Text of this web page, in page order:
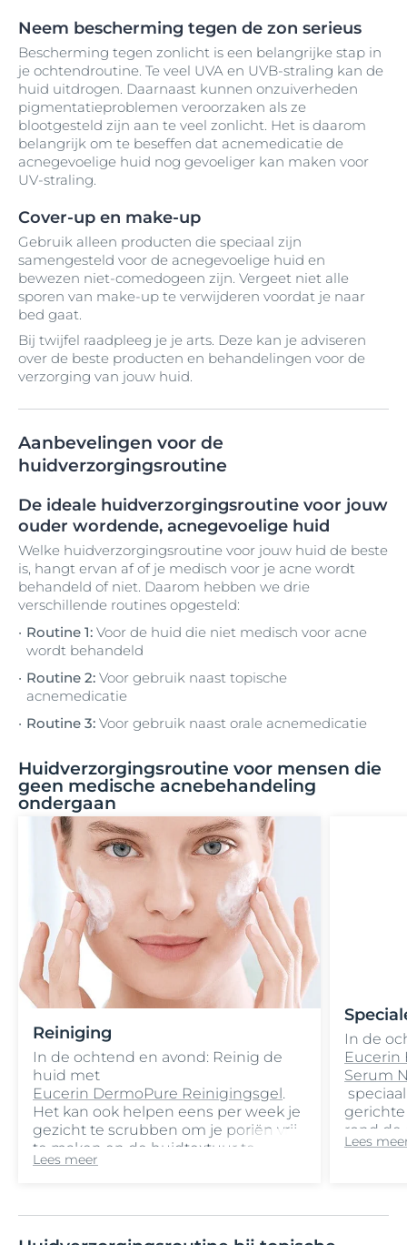
Neem bescherming tegen de zon serieus
Bescherming tegen zonlicht is een belangrijke stap in
je ochtendroutine. Te veel UVA en UVB-straling kan de
huid uitdrogen. Daarnaast kunnen onzuiverheden
pigmentatieproblemen veroorzaken als ze
blootgesteld zijn aan te veel zonlicht. Het is daarom
belangrijk om te beseffen dat acnemedicatie de
acnegevoelige huid nog gevoeliger kan maken voor
UV-straling.
Cover-up en make-up
Gebruik alleen producten die speciaal zijn
samengesteld voor de acnegevoelige huid en
bewezen niet-comedogeen zijn. Vergeet niet alle
sporen van make-up te verwijderen voordat je naar
bed gaat.
Bij twijfel raadpleeg je je arts. Deze kan je adviseren
over de beste producten en behandelingen voor de
verzorging van jouw huid.
Aanbevelingen voor de
huidverzorgingsroutine
De ideale huidverzorgingsroutine voor jouw
ouder wordende, acnegevoelige huid
Welke huidverzorgingsroutine voor jouw huid de beste
is, hangt ervan af of je medisch voor je acne wordt
behandeld of niet. Daarom hebben we drie
verschillende routines opgesteld:
Routine 1: Voor de huid die niet medisch voor acne
wordt behandeld
Routine 2: Voor gebruik naast topische
acnemedicatie
Routine 3: Voor gebruik naast orale acnemedicatie
Huidverzorgingsroutine voor mensen die
geen medische acnebehandeling
ondergaan
Reiniging
In de ochtend en avond: Reinig de
huid met
Eucerin DermoPure Reinigingsgel.
Het kan ook helpen eens per week je
gezicht te scrubben om je poriën vrij
te maken en de huidtextuur te
verfijnen. Gebruik hiervoor
Lees meer
In de
Eucerin
Serum
rond de
Eucerin
Lees